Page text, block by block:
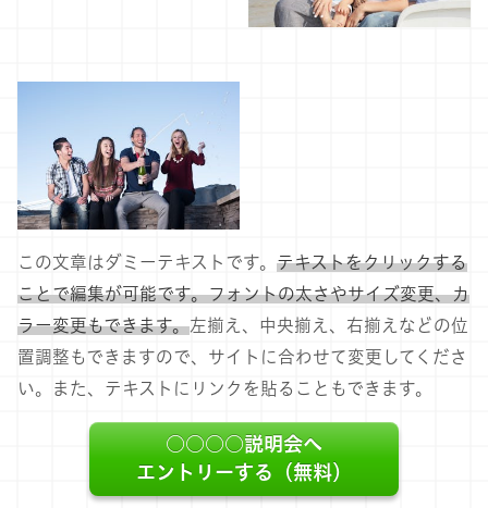
この文章はダミーテキストです。 テキストをクリックする
ことで編集が可能です。フォントの太さやサイズ変更、カ
ラー変更もできます。左揃え、中央揃え、右揃えなどの位
置調整もできますので、サイトに合わせて変更してくださ
い。また、テキストにリンクを貼ることもできます。
○○○○説明会へ
エントリーする（無料）